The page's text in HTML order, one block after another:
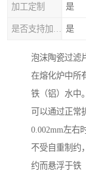
加工定制 是
是
泡沫陶瓷过滤
在熔化炉中所
铁（铝）水中
可以通过正常
0.002mm左右
不受自重制约
约而悬浮于铁